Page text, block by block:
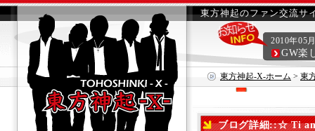
東方神起のファン交流サ
東方神起-X-ホーム > 東
2010年05
GW楽
ブログ詳細::☆ Ti